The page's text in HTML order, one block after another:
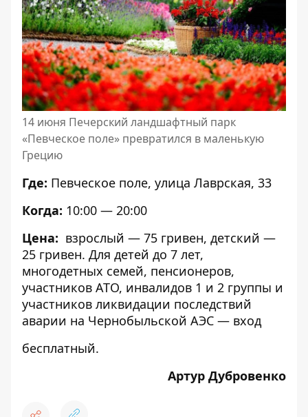
14 июня Печерский ландшафтный парк
«Певческое поле» превратился в маленькую
Грецию
Где: Певческое поле, улица Лаврская, 33
Когда: 10:00 — 20:00
Цена: взрослый — 75 гривен, детский —
25 гривен. Для детей до 7 лет,
многодетных семей, пенсионеров,
участников АТО, инвалидов 1 и 2 группы и
участников ликвидации последствий
аварии на Чернобыльской АЭС — вход
бесплатный.
Артур Дубровенко